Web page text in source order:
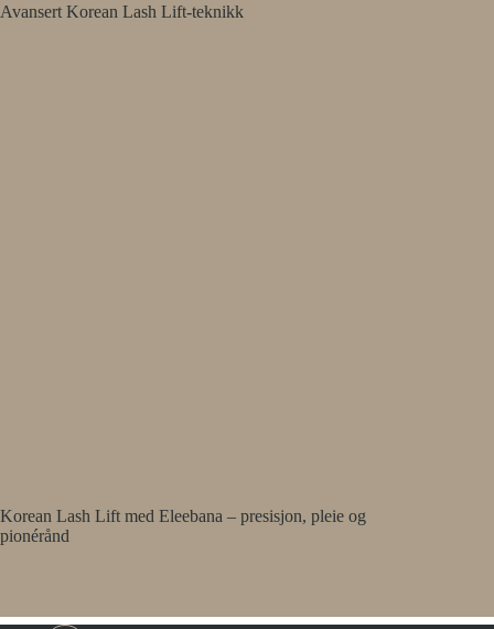
Avansert Korean Lash Lift-teknikk
Korean Lash Lift med Eleebana – presisjon, pleie og
pionérånd